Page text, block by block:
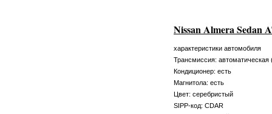
Nissan Almera Sedan
характеристики автомобиля
Трансмиссия: автоматическая
Кондиционер: есть
Магнитола: есть
Цвет: серебристый
SIPP-код: CDAR